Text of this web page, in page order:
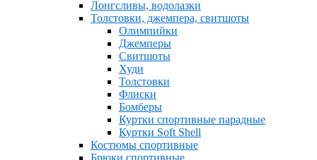
Лонгсливы, водолазки
Толстовки, джемпера, свитшоты
Олимпийки
Джемперы
Свитшоты
Худи
Толстовки
Флиски
Бомберы
Куртки спортивные парадные
Куртки Soft Shell
Костюмы спортивные
Брюки спортивные